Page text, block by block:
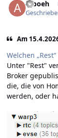
arboeh
Am
Welchen
Unter "Rest"
Broker
die, die von
werden, oder